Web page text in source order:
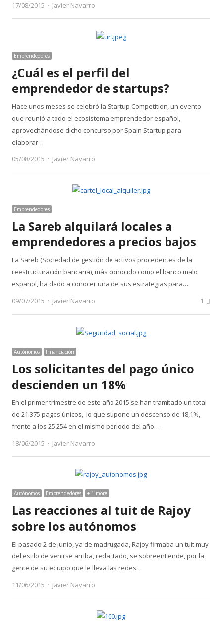
17/08/2015
Author
Javier Navarro
Emprendedores
¿Cuál es el perfil del
emprendedor de startups?
Hace unos meses se celebró la Startup Competition, un evento
que reunió a todo el ecosistema emprendedor español,
aprovechándose dicho concurso por Spain Startup para
elaborar…
05/08/2015
Author
Javier Navarro
Emprendedores
La Sareb alquilará locales a
emprendedores a precios bajos
La Sareb (Sociedad de gestión de activos procedentes de la
reestructuración bancaria), más conocido como el banco malo
español, ha dado a conocer una de sus estrategias para…
09/07/2015
Author
Javier Navarro 1
Autónomos Financiación
Los solicitantes del pago único
descienden un 18%
En el primer trimestre de este año 2015 se han tramitado un total
de 21.375 pagos únicos, lo que supone un descenso de 18,1%,
frente a los 25.254 en el mismo periodo del año…
18/06/2015
Author
Javier Navarro
Autónomos Emprendedores + 1 more
Las reacciones al tuit de Rajoy
sobre los autónomos
El pasado 2 de junio, ya de madrugada, Rajoy firmaba un tuit muy
del estilo de venirse arriba, redactado, se sobreentiende, por la
gente de su equipo que le lleva las redes…
11/06/2015
Author
Javier Navarro